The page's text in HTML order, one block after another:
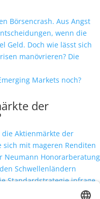
Börsencrash. Aus Angst
wenn die
Geld. Doch wie lässt sich
manövrieren? Die
der
die Aktienmärkte der
sich mit mageren Renditen
Neumann Honorarberatung
Schwellenländern
Standardstrategie infrage
machen können.